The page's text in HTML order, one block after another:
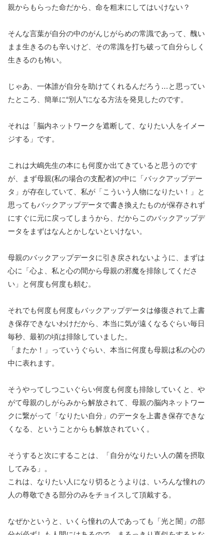
親からもらった命だから、命を粗末にしてはいけない？
そんな言葉が自分の中のがんじがらめの常識であって、醜い
まま生きるのも辛いけど、その常識を打ち破って自分らしく
生きるのも怖い。
じゃあ、一体誰が自分を助けてくれるんだろう…と思ってい
たところ、簡単に“別人”になる方法を発見したのです。
それは「脳内ネットワークを遮断して、なりたい人をイメー
ジする」です。
これは大嶋先生の本にも何度か出てきていると思うのです
が、まず母親(私の場合の支配者)の中に「バックアップデー
タ」が存在していて、私が「こういう人物になりたい！」と
思ってもバックアップデータで書き換えたものが保存されず
にすぐに元に戻ってしまうから、だからこのバックアップデ
ータをまずはなんとかしないといけない。
母親のバックアップデータに引き戻されないように、まずは
心に「心よ、私と心の間から母親の邪魔を排除してくださ
い」と何度も何度も頼む。
それでも何度も何度もバックアップデータは修復されて上書
き保存できないわけだから、本当に気が遠くなるぐらい毎日
毎秒、最初の頃は排除していました。
「またか！」っていうぐらい、本当に何度も母親は私の心の
中に表れます。
そうやってしつこいぐらい何度も何度も排除していくと、や
がて母親のしがらみから解放されて、母親の脳内ネットワー
クに繋がって「なりたい自分」のデータを上書き保存できな
くなる、ということからも解放されていく。
そうすると次にすることは、「自分がなりたい人の菌を摂取
してみる」。
これは、なりたい人になり切るとうよりは、いろんな憧れの
人の尊敬できる部分のみをチョイスして頂戴する。
なぜかというと、いくら憧れの人であっても「光と闇」の部